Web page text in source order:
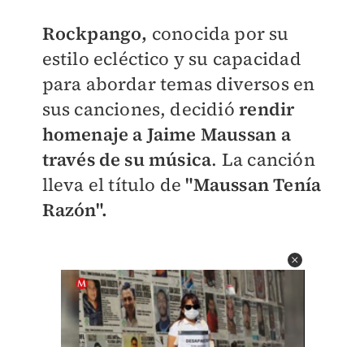
Rockpango, conocida por su
estilo ecléctico y su capacidad
para abordar temas diversos en
sus canciones, decidió rendir
homenaje a Jaime Maussan a
través de su música. La canción
lleva el título de"Maussan Tenía
Razón".